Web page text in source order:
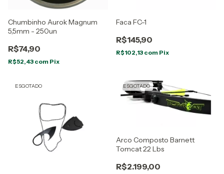
Chumbinho Aurok Magnum
5,5mm - 250un
R$74,90
R$52,43 com Pix
Faca FC-1
R$145,90
R$102,13 com Pix
ESGOTADO ESGOTADO
Arco Composto Barnett
Tomcat 22 Lbs
R$2.199,00